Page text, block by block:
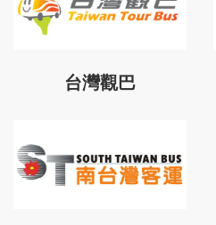
台灣觀巴